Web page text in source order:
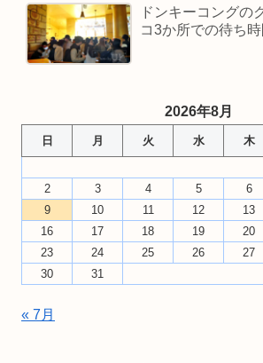
ドンキーコングの
コ3か所での待ち
2026年8月
日 月 火 水 木
2
3 4 5 6
9
10 11 12 13
16
17 18 19 20
23
24 25 26 27
30
31
« 7月